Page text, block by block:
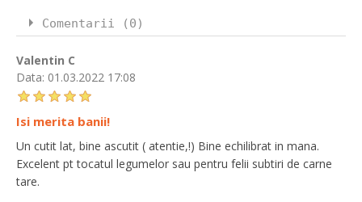
Comentarii (0)
Valentin C
Data: 01.03.2022 17:08
Isi merita banii!
Un cutit lat, bine ascutit ( atentie,!) Bine echilibrat in mana.
Excelent pt tocatul legumelor sau pentru felii subtiri de carne
tare.